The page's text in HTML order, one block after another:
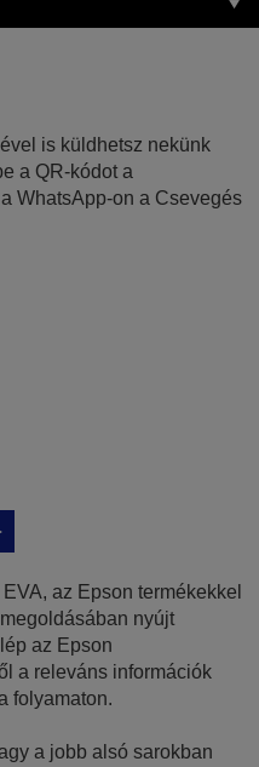
is küldhetsz nekünk
a QR-kódot a
WhatsApp-on a Csevegés
az Epson termékekkel
nyújt
az Epson
a releváns információk
folyamaton.
a jobb alsó sarokban